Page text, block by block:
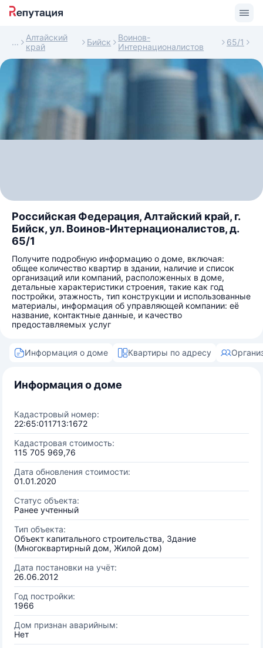
Алтайский
край
Бийск
Воинов-
Интернационалистов
65/1
Российская Федерация, Алтайский край, г.
Бийск, ул. Воинов-Интернационалистов, д.
65/1
Получите подробную информацию о доме, включая:
общее количество квартир в здании, наличие и список
организаций или компаний, расположенных в доме,
детальные характеристики строения, такие как год
постройки, этажность, тип конструкции и использованные
материалы, информация об управляющей компании: её
название, контактные данные, и качество
предоставляемых услуг
Информация о доме Квартиры по адресу
Информация о доме
Кадастровый номер:
22:65:011713:1672
Кадастровая стоимость:
115 705 969,76
Дата обновления стоимости:
01.01.2020
Статус объекта:
Ранее учтенный
Тип объекта:
Объект капитального строительства, Здание
(Многоквартирный дом, Жилой дом)
Дата постановки на учёт:
26.06.2012
Год постройки:
1966
Дом признан аварийным:
Нет